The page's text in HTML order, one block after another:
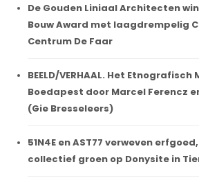
De Gouden Liniaal Architecten
Bouw Award met laagdrempelig
Centrum De Faar
BEELD/VERHAAL. Het Etnografisch
Boedapest door Marcel Ferencz
(Gie Bresseleers)
51N4E en AST77 verweven
collectief groen op Donysite in